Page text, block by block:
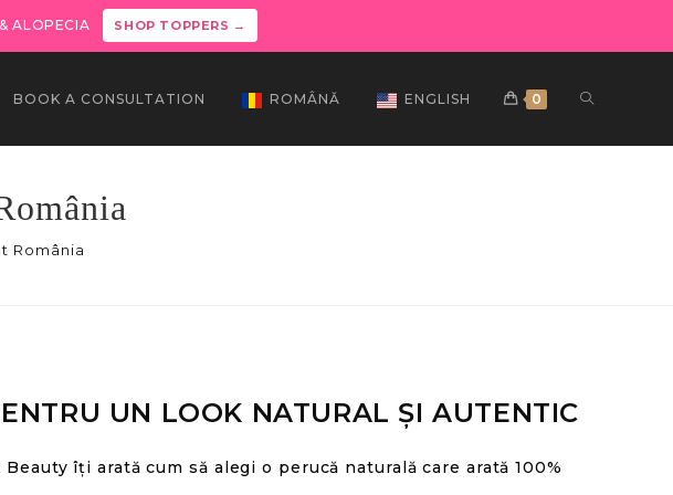
ALOPECIA SHOP TOPPERS →
BOOK A CONSULTATION ROMÂNĂ ENGLISH 0
România
UN LOOK NATURAL ȘI AUTENTIC
îți arată cum să alegi o perucă naturală care arată 100%